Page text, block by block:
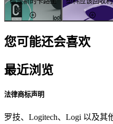
您可能还会喜欢
最近浏览
法律商标声明
罗技、Logitech、Logi 以及其